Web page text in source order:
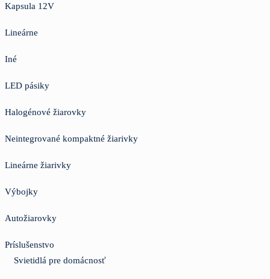
Kapsula 12V
Lineárne
Iné
LED pásiky
Halogénové žiarovky
Neintegrované kompaktné žiarivky
Lineárne žiarivky
Výbojky
Autožiarovky
Príslušenstvo
Svietidlá pre domácnosť